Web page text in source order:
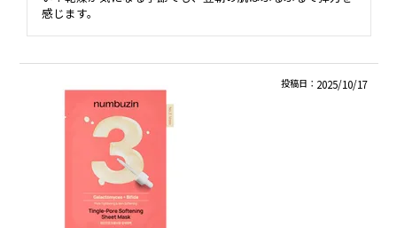
感じます。
投稿日 2025/10/17